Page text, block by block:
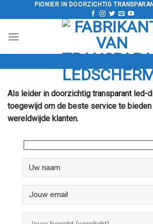
naar
PIONIER IN DOORZICHTIG
Als leider in doorzichtig transparant led-
toegewijd om de beste service te bieden
wereldwijde klanten.